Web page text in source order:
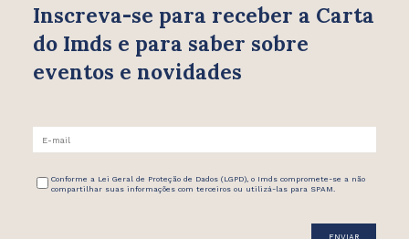
Inscreva-se para receber a Carta
do Imds e para saber sobre
eventos e novidades
Conforme a Lei Geral de Proteção de Dados (LGPD), o Imds compromete-se a não
compartilhar suas informações com terceiros ou utilizá-las para SPAM.